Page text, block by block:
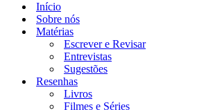
navegação
Início
Sobre nós
Matérias
Escrever e Revisar
Entrevistas
Sugestões
Resenhas
Livros
Filmes e Séries